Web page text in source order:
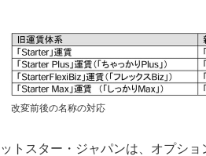
改変前後の名称の対応
トスター・ジャパンは、オプショ